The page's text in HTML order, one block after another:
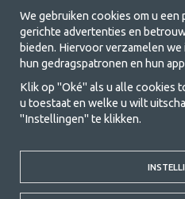
GetCamping.nl -
kamperen en
Kamperen kan een levensstijl zijn of
brengen voor een gezamenlijk
bij ons vind je alles wat je nodig
bieden wij zeer scherpe prijzen voor
andere uitrusting voor kamperen en
prijsklasse de beste
en functionaliteit. Neem gerust
We gebruiken cookies om u
gerichte advertenties en
bieden. Hiervoor verzamelen
hun gedragspatronen en hun
Klik op "Oké" als u alle cookies
u toestaat en welke u wilt
"Instellingen" te klikken.